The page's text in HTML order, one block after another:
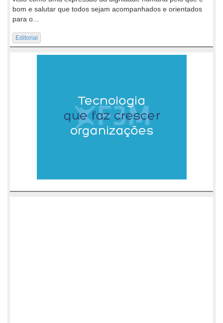
bom e salutar que todos sejam acompanhados e orientados
para o...
Editorial